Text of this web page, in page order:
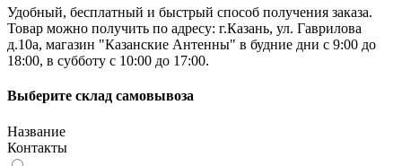
Удобный, бесплатный и быстрый способ получения заказа.
Товар можно получить по адресу: г.Казань, ул. Гаврилова
д.10а, магазин "Казанские Антенны" в будние дни с 9:00 до
18:00, в субботу с 10:00 до 17:00.
Выберите склад самовывоза
Название
Контакты